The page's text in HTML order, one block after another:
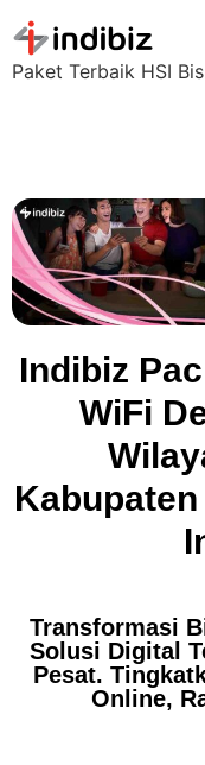
Paket Terbaik HSI
Indibiz
WiFi
Transformasi
Solusi Digital
Pesat.
Online,